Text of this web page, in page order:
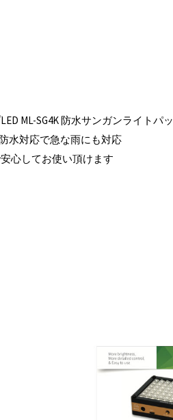
ML-SG4K 防水サンガンライトパ
水対応で急な雨にも対応
心してお使い頂けます